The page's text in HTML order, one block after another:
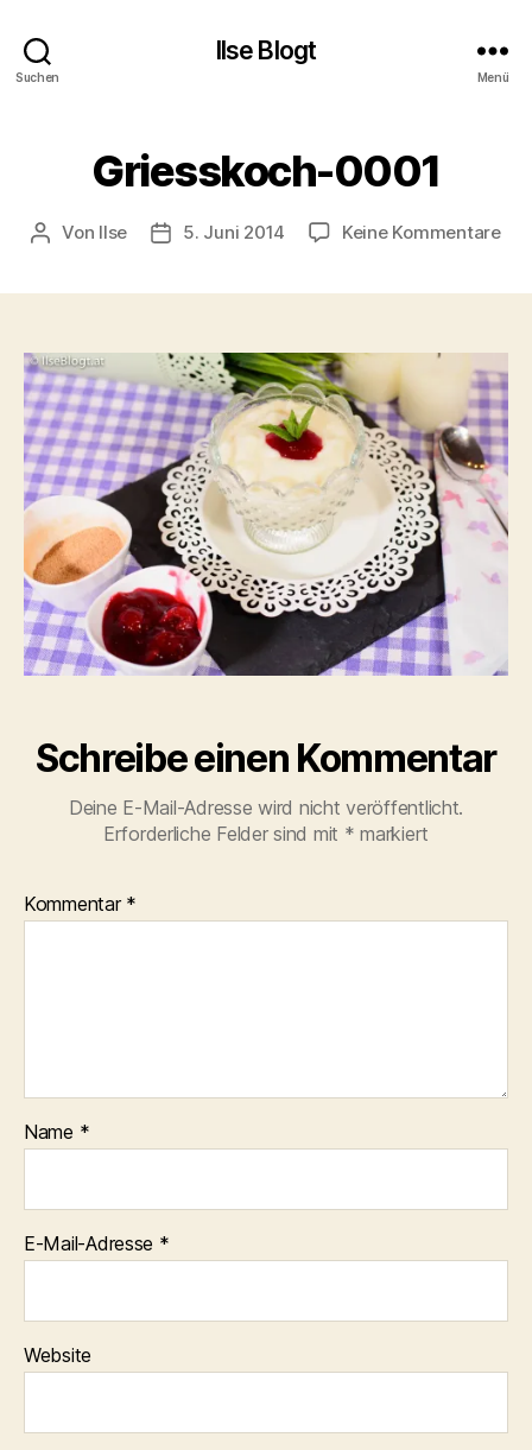
Suchen
Ilse Blogt
Menü
Griesskoch-0001
Beitragsautor
Von Ilse Beitragsdatum
5. Juni 2014 Keine Kommentarezu
Schreibe einen Kommentar
Deine E-Mail-Adresse wird nicht veröffentlicht.
Erforderliche Felder sind mit * markiert
Kommentar *
Name *
E-Mail-Adresse *
Website